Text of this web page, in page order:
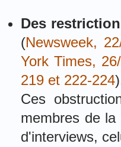
Des
(Newsweek,
York Times,
219 et 222-224
Ces
membres de
d'interviews,